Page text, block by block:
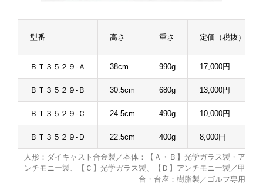
型番 高さ 重さ 定価（税抜）
ＢＴ３５２９-Ａ 38cm 990g 17,000円
ＢＴ３５２９-Ｂ 30.5cm 680g 13,000円
ＢＴ３５２９-Ｃ 24.5cm 490g 10,000円
ＢＴ３５２９-Ｄ 22.5cm 400g 8,000円
人形：ダイキャスト合金製／本体：【Ａ・Ｂ】光学ガラス製・ア
ンチモニー製、【Ｃ】光学ガラス製、【Ｄ】アンチモニー製／甲
台・台座：樹脂製／ゴルフ専用